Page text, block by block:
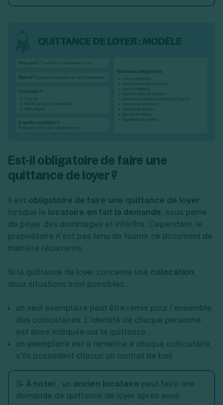
Est-il obligatoire de faire une
quittance de loyer ?
Il est obligatoire de faire une quittance de loyer
lorsque le locataire en fait la demande, sous peine
de payer des dommages et intérêts. Cependant, le
propriétaire n’est pas tenu de fournir ce document de
manière récurrente.
Si la quittance de loyer concerne une colocation,
deux situations sont possibles :
un seul exemplaire peut être remis pour l’ensemble
des colocataires. L’identité de chaque personne
est alors indiquée sur la quittance ;
un exemplaire est à remettre à chaque colocataire,
s’ils possèdent chacun un contrat de bail.
📝 À noter : un ancien locataire peut faire une
demande de quittance de loyer après avoir